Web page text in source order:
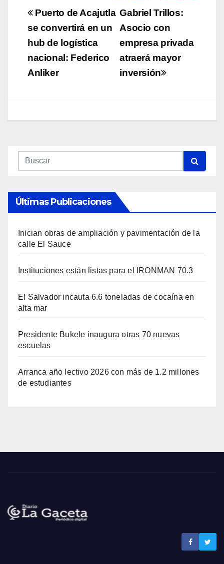
Navegación
de
entradas
Gabriel Trillos:
Asocio con
empresa privada
atraerá mayor
inversión
Puerto de Acajutla
se convertirá en un
hub de logística
nacional: Federico
Anliker
Últimas Publicaciones
Inician obras de ampliación y pavimentación de la
calle El Sauce
Instituciones están listas para el IRONMAN 70.3
El Salvador incauta 6.6 toneladas de cocaína en
alta mar
Presidente Bukele inaugura otras 70 nuevas
escuelas
Arranca año lectivo 2026 con más de 1.2 millones
de estudiantes